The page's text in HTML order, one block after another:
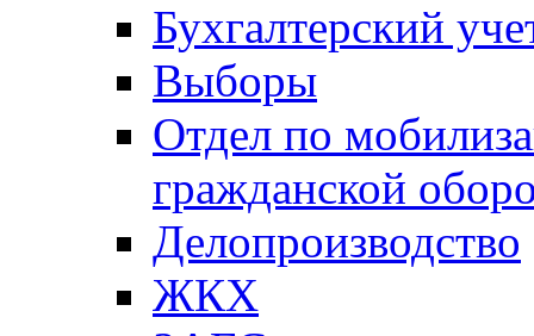
Бухгалтерский
Выборы
Отдел по
гражданской
Делопроизводство
ЖКХ